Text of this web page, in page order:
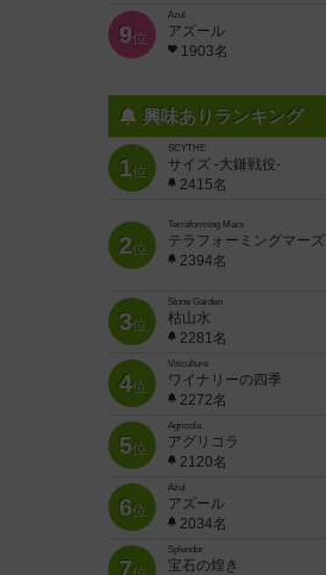
9位
Azul
アズール
1903名
興味ありランキング
1位
SCYTHE
サイズ -大鎌戦役-
2415名
2位
Terraforming Mars
テラフォーミングマーズ
2394名
3位
Stone Garden
枯山水
2281名
4位
Viticulture
ワイナリーの四季
2272名
5位
Agricola
アグリコラ
2120名
6位
Azul
アズール
2034名
7
Splendor
宝石の煌き